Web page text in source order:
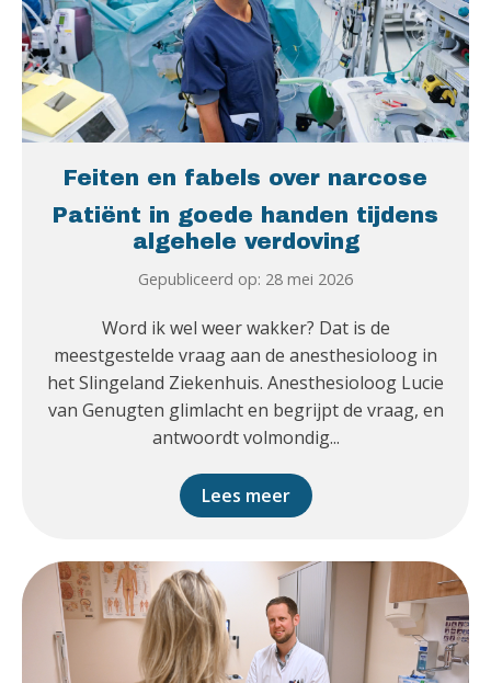
Feiten en fabels over narcose
Patiënt in goede handen tijdens
algehele verdoving
Gepubliceerd op: 28 mei 2026
Word ik wel weer wakker? Dat is de
meestgestelde vraag aan de anesthesioloog in
het Slingeland Ziekenhuis. Anesthesioloog Lucie
van Genugten glimlacht en begrijpt de vraag, en
antwoordt volmondig...
Lees meer